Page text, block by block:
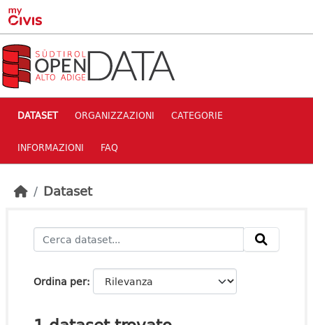
Skip to main content
DATASET ORGANIZZAZIONI CATEGORIE
INFORMAZIONI FAQ
Dataset
Ordina per